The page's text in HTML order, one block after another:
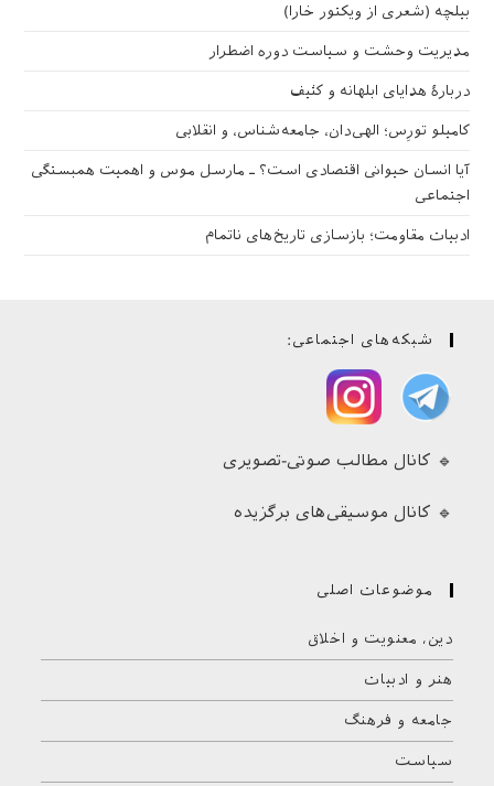
بیلچه (شعری از ویکتور خارا)
مدیریت وحشت و سیاست دوره اضطرار
دربارهٔ هدایای ابلهانه و کثیف
کامیلو تورِس؛ الهی‌دان، جامعه‌شناس، و انقلابی
آیا انسان حیوانی اقتصادی است؟ ـ مارسل موس و اهمیت همبستگی
اجتماعی
ادبیات مقاومت؛ بازسازی تاریخ‌های ناتمام
شبکه‌های اجتماعی:
🔹 کانال مطالب صوتی-تصویری
🔹 کانال موسیقی‌های برگزیده
موضوعات اصلی
دین، معنویت و اخلاق
هنر و ادبیات
جامعه و فرهنگ
سیاست